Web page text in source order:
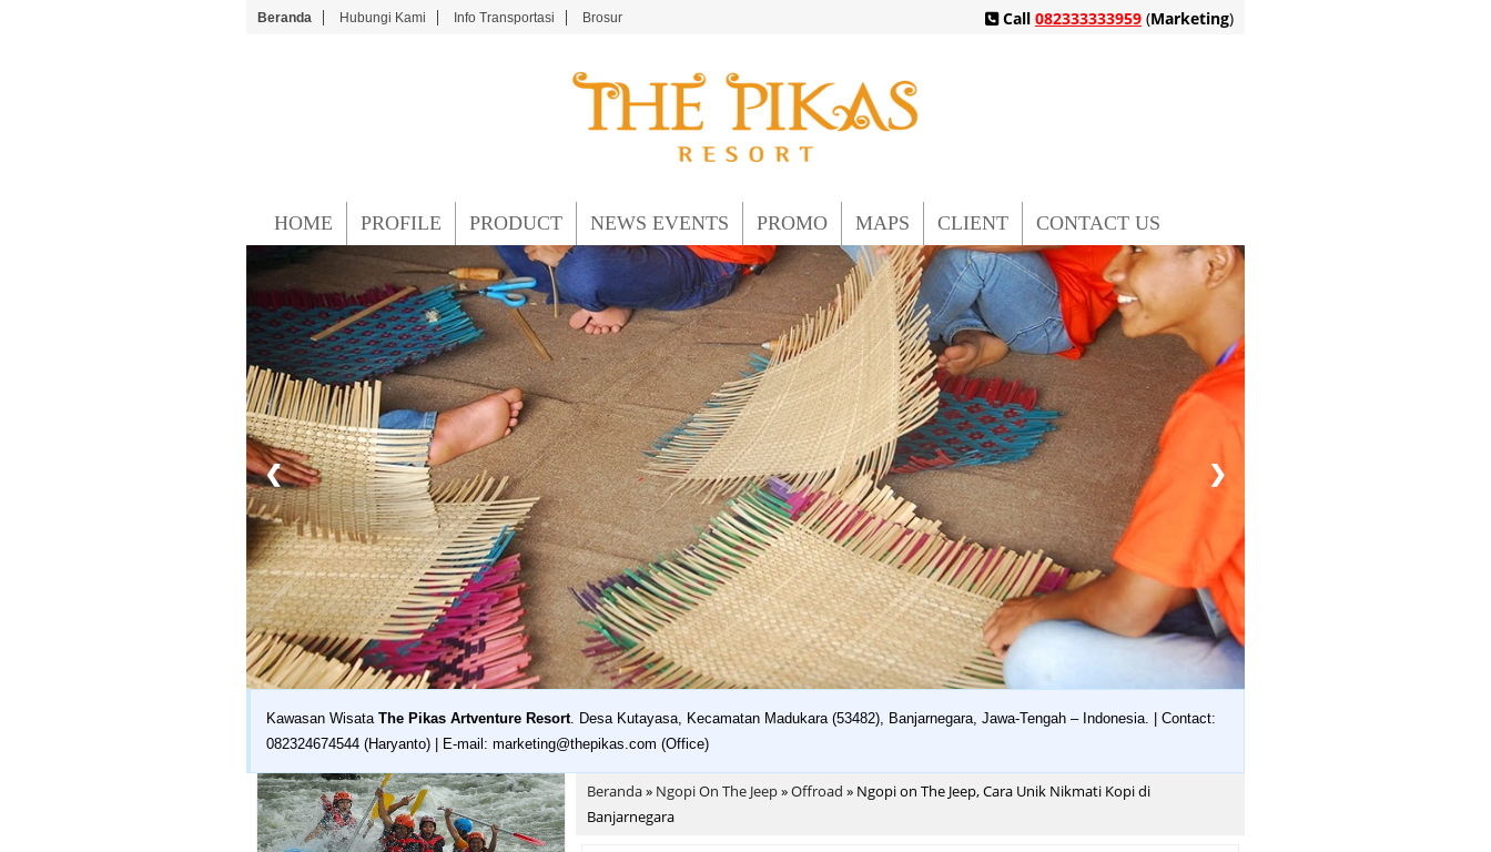
Call 082333333959 (Marketing)
Beranda Hubungi Kami Info Transportasi Brosur
HOME PROFILE PRODUCT NEWS EVENTS PROMO MAPS CLIENT CONTACT US
❮ ❯
Kawasan Wisata The Pikas Artventure Resort. Desa Kutayasa, Kecamatan Madukara (53482), Banjarnegara, Jawa-Tengah – Indonesia. | Contact:
082324674544 (Haryanto) | E-mail: marketing@thepikas.com (Office)
Beranda» Ngopi On The Jeep»Offroad » Ngopi on The Jeep, Cara Unik Nikmati Kopi di
Banjarnegara